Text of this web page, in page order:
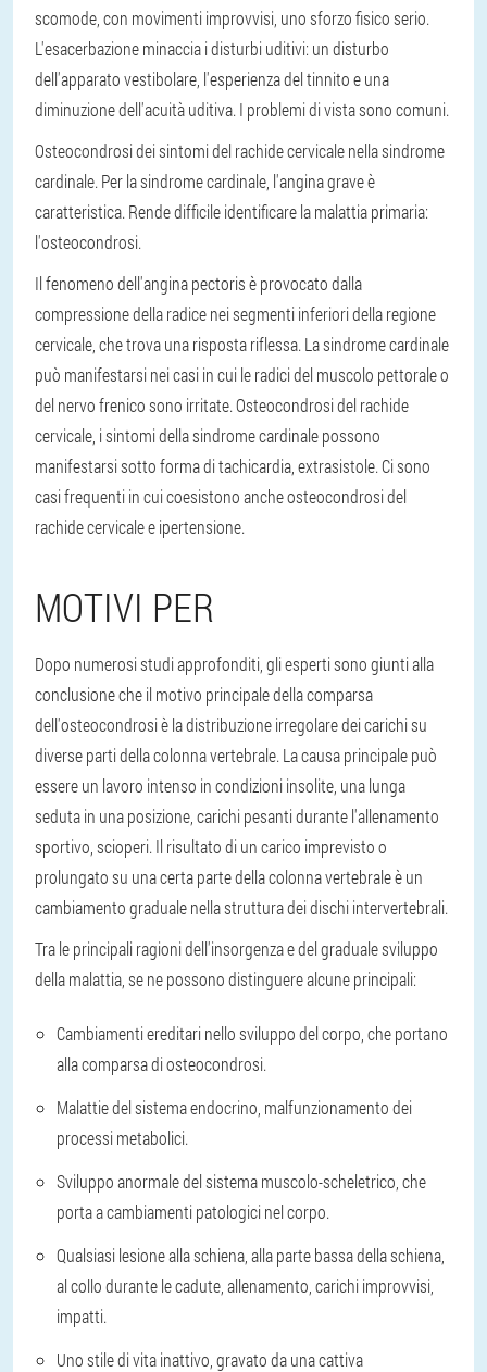
scomode, con movimenti improvvisi, uno sforzo fisico serio.
L'esacerbazione minaccia i disturbi uditivi: un disturbo
dell'apparato vestibolare, l'esperienza del tinnito e una
diminuzione dell'acuità uditiva. I problemi di vista sono comuni.
Osteocondrosi dei sintomi del rachide cervicale nella sindrome
cardinale. Per la sindrome cardinale, l'angina grave è
caratteristica. Rende difficile identificare la malattia primaria:
l'osteocondrosi.
Il fenomeno dell'angina pectoris è provocato dalla
compressione della radice nei segmenti inferiori della regione
cervicale, che trova una risposta riflessa. La sindrome cardinale
può manifestarsi nei casi in cui le radici del muscolo pettorale o
del nervo frenico sono irritate. Osteocondrosi del rachide
cervicale, i sintomi della sindrome cardinale possono
manifestarsi sotto forma di tachicardia, extrasistole. Ci sono
casi frequenti in cui coesistono anche osteocondrosi del
rachide cervicale e ipertensione.
MOTIVI PER
Dopo numerosi studi approfonditi, gli esperti sono giunti alla
conclusione che il motivo principale della comparsa
dell'osteocondrosi è la distribuzione irregolare dei carichi su
diverse parti della colonna vertebrale. La causa principale può
essere un lavoro intenso in condizioni insolite, una lunga
seduta in una posizione, carichi pesanti durante l'allenamento
sportivo, scioperi. Il risultato di un carico imprevisto o
prolungato su una certa parte della colonna vertebrale è un
cambiamento graduale nella struttura dei dischi intervertebrali.
Tra le principali ragioni dell'insorgenza e del graduale sviluppo
della malattia, se ne possono distinguere alcune principali:
Cambiamenti ereditari nello sviluppo del corpo, che portano
alla comparsa di osteocondrosi.
Malattie del sistema endocrino, malfunzionamento dei
processi metabolici.
Sviluppo anormale del sistema muscolo-scheletrico, che
porta a cambiamenti patologici nel corpo.
Qualsiasi lesione alla schiena, alla parte bassa della schiena,
al collo durante le cadute, allenamento, carichi improvvisi,
impatti.
Uno stile di vita inattivo, gravato da una cattiva